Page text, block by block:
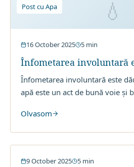
💧
Post cu Apa
16 October 2025 5 min
Înfometarea involuntară
Înfometarea involuntară este
apă este un act de bună voie și
Olvasom
Testimoniale
9 October 2025 5 min